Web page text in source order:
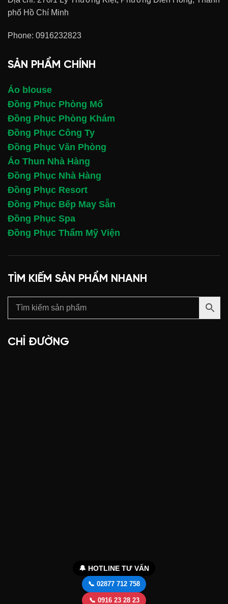
phố Hồ Chí Minh
Phone: 0916232823
SẢN PHẨM CHÍNH
Áo blouse
Đồng Phục Phòng Mổ
Đồng Phục Phòng Khám
Đồng Phục Công Ty
Đồng Phục Văn Phòng
Áo Thun Nhà Hàng
Đồng Phục Nhà Hàng
Đồng Phục Resort
Đồng Phục Bếp May Sẵn
Đồng Phục Spa
Đồng Phục Thẩm Mỹ Viện
TÌM KIẾM SẢN PHẨM NHANH
CHỈ ĐƯỜNG
🔔 HOTLINE TƯ VẤN
📞 02877 712 758
📞 0916 23 28 23